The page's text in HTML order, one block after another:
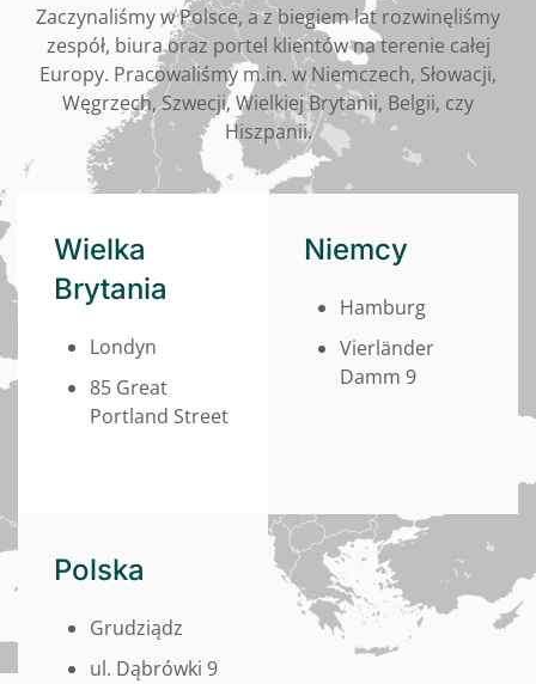
Zaczynaliśmy w Polsce, a z biegiem lat rozwinęliśmy
zespół, biura oraz portel klientów na terenie całej
Europy. Pracowaliśmy m.in. w Niemczech, Słowacji,
Węgrzech, Szwecji, Wielkiej Brytanii, Belgii, czy
Hiszpanii.
Wielka
Brytania
Londyn
85 Great
Portland Street
Niemcy
Hamburg
Vierländer
Damm 9
Polska
Grudziądz
ul. Dąbrówki 9